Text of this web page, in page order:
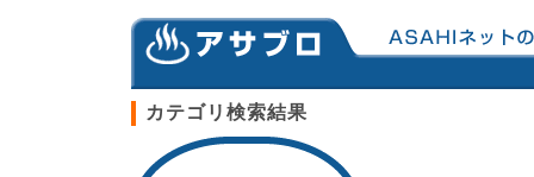
カテゴリ検索結果